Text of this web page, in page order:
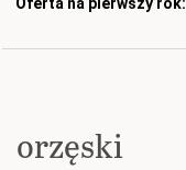
orzęski